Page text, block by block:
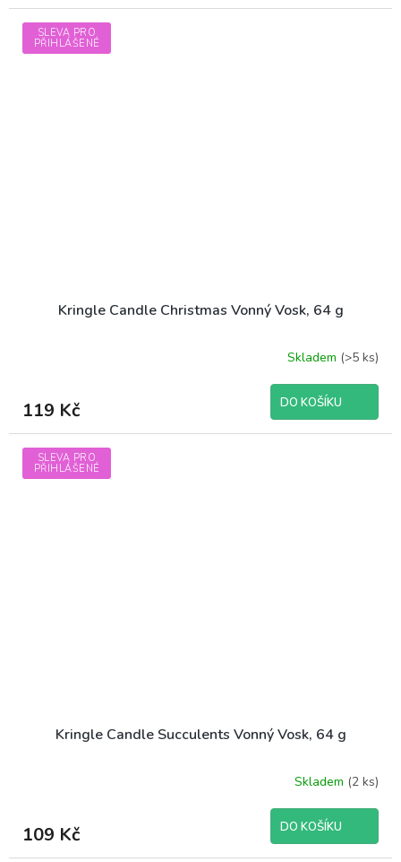
SLEVA PRO
PŘIHLÁŠENÉ
Kringle Candle Christmas Vonný Vosk, 64 g
Skladem (>5 ks)
119 Kč DO KOŠÍKU
SLEVA PRO
PŘIHLÁŠENÉ
Kringle Candle Succulents Vonný Vosk, 64 g
Skladem (2 ks)
109 Kč DO KOŠÍKU